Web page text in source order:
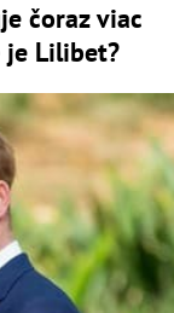
čoraz viac
je Lilibet?